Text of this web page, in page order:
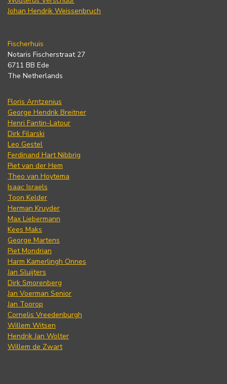
Johan Hendrik Weissenbruch
Fischerhuis
Notaris Fischerstraat 27
6711 BB Ede
The Netherlands
Floris Arntzenius
George Hendrik Breitner
Henri Fantin-Latour
Dirk Filarski
Leo Gestel
Ferdinand Hart Nibbrig
Piet van der Hem
Theo van Hoytema
Isaac Israels
Toon Kelder
Herman Kruyder
Max Liebermann
Kees Maks
George Martens
Piet Mondrian
Harm Kamerlingh Onnes
Jan Sluijters
Dirk Smorenberg
Jan Voerman Senior
Jan Toorop
Cornelis Vreedenburgh
Willem Witsen
Hendrik Jan Wolter
Willem de Zwart